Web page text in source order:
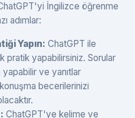
İngilizce öğrenme
adımlar:
Yapın: ChatGPT ile
pratik yapabilirsiniz. Sorular
ve yanıtlar
becerilerinizi
ChatGPT'ye kelime ve